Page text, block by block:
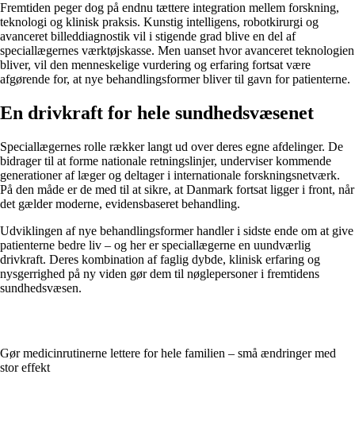
Fremtiden peger dog på endnu tættere integration mellem forskning,
teknologi og klinisk praksis. Kunstig intelligens, robotkirurgi og
avanceret billeddiagnostik vil i stigende grad blive en del af
speciallægernes værktøjskasse. Men uanset hvor avanceret teknologien
bliver, vil den menneskelige vurdering og erfaring fortsat være
afgørende for, at nye behandlingsformer bliver til gavn for patienterne.
En drivkraft for hele sundhedsvæsenet
Speciallægernes rolle rækker langt ud over deres egne afdelinger. De
bidrager til at forme nationale retningslinjer, underviser kommende
generationer af læger og deltager i internationale forskningsnetværk.
På den måde er de med til at sikre, at Danmark fortsat ligger i front, når
det gælder moderne, evidensbaseret behandling.
Udviklingen af nye behandlingsformer handler i sidste ende om at give
patienterne bedre liv – og her er speciallægerne en uundværlig
drivkraft. Deres kombination af faglig dybde, klinisk erfaring og
nysgerrighed på ny viden gør dem til nøglepersoner i fremtidens
sundhedsvæsen.
Gør medicinrutinerne lettere for hele familien – små ændringer med
stor effekt